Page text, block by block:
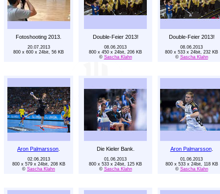
Fotoshooting 2013. Double-Feier 2013! Double-Feier 2013!
20.07.2013
800 x 600 x 24bit, 56 KB
08.06.2013
800 x 450 x 24bit, 206 KB
© Sascha Klahn
08.06.2013
800 x 533 x 24bit, 232 KB
© Sascha Klahn
Aron Palmarsson Die Kieler Bank. Aron Palmarsson.
02.06.2013
800 x 579 x 24bit, 208 KB
© Sascha Klahn
01.06.2013
800 x 533 x 24bit, 125 KB
© Sascha Klahn
01.06.2013
800 x 533 x 24bit, 118 KB
© Sascha Klahn